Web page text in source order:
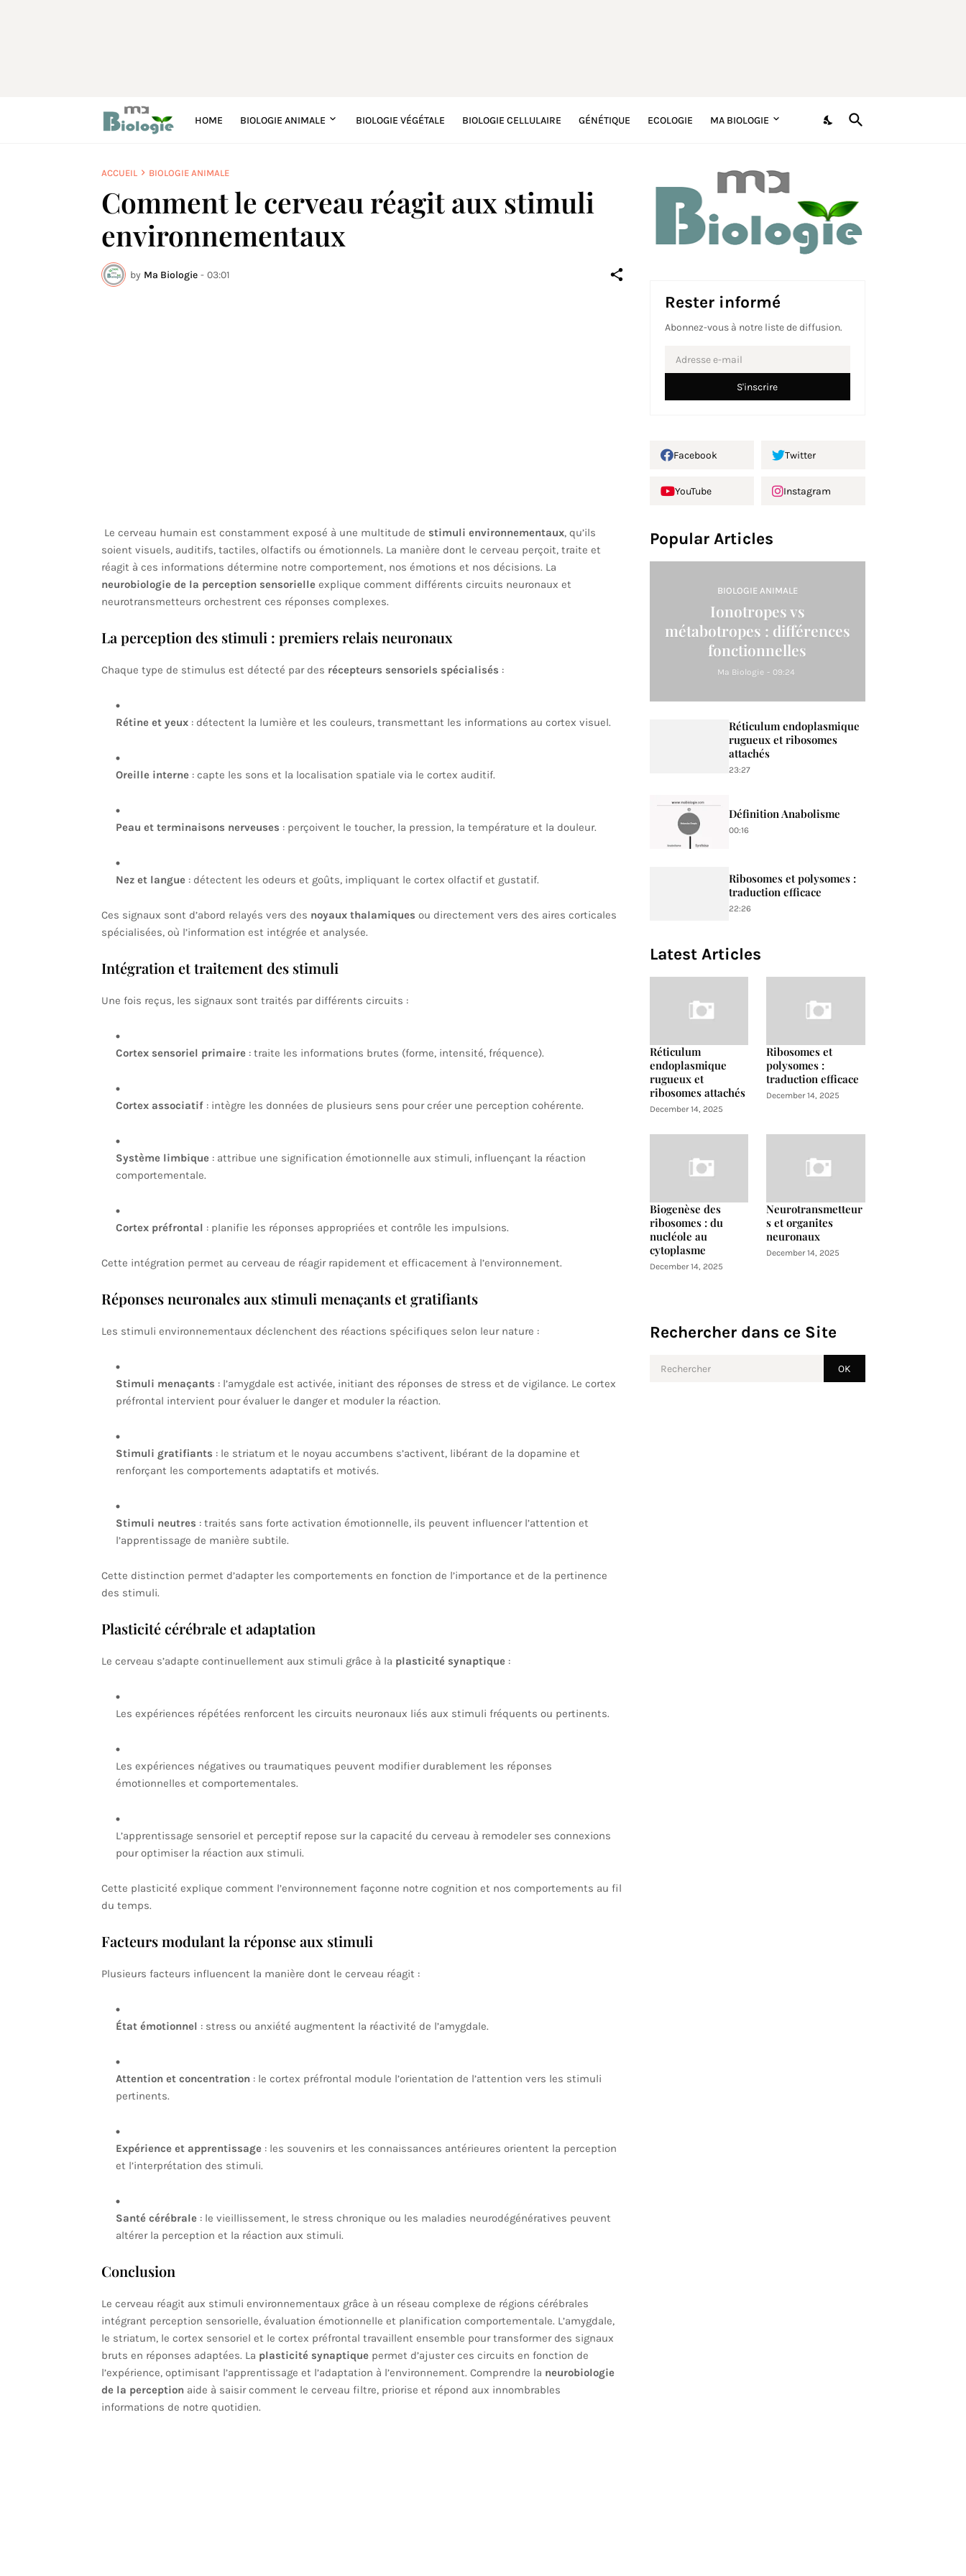
HOME BIOLOGIE ANIMALE BIOLOGIE VÉGÉTALE BIOLOGIE CELLULAIRE GÉNÉTIQUE ECOLOGIE MA BIOLOGIE
ACCUEIL BIOLOGIE ANIMALE
Comment le cerveau réagit aux stimuli
environnementaux
by Ma Biologie - 03:01
Le cerveau humain est constamment exposé à une multitude de stimuli environnementaux, qu’ils
soient visuels, auditifs, tactiles, olfactifs ou émotionnels. La manière dont le cerveau perçoit, traite et
réagit à ces informations détermine notre comportement, nos émotions et nos décisions. La
neurobiologie de la perception sensorielleexplique comment différents circuits neuronaux et
neurotransmetteurs orchestrent ces réponses complexes.
La perception des stimuli : premiers relais neuronaux
Chaque type de stimulus est détecté par des récepteurs sensoriels spécialisés :
Rétine et yeux: détectent la lumière et les couleurs, transmettant les informations au cortex visuel.
Oreille interne: capte les sons et la localisation spatiale via le cortex auditif.
Peau et terminaisons nerveuses : perçoivent le toucher, la pression, la température et la douleur.
Nez et langue: détectent les odeurs et goûts, impliquant le cortex olfactif et gustatif.
Ces signaux sont d’abord relayés vers des noyaux thalamiques ou directement vers des aires corticales
spécialisées, où l’information est intégrée et analysée.
Intégration et traitement des stimuli
Une fois reçus, les signaux sont traités par différents circuits :
Cortex sensoriel primaire: traite les informations brutes (forme, intensité, fréquence).
Cortex associatif: intègre les données de plusieurs sens pour créer une perception cohérente.
Système limbique: attribue une signification émotionnelle aux stimuli, influençant la réaction
comportementale.
Cortex préfrontal : planifie les réponses appropriées et contrôle les impulsions.
Cette intégration permet au cerveau de réagir rapidement et efficacement à l’environnement.
Réponses neuronales aux stimuli menaçants et gratifiants
Les stimuli environnementaux déclenchent des réactions spécifiques selon leur nature :
Stimuli menaçants : l’amygdale est activée, initiant des réponses de stress et de vigilance. Le cortex
préfrontal intervient pour évaluer le danger et moduler la réaction.
Stimuli gratifiants : le striatum et le noyau accumbens s’activent, libérant de la dopamine et
renforçant les comportements adaptatifs et motivés.
Stimuli neutres : traités sans forte activation émotionnelle, ils peuvent influencer l’attention et
l’apprentissage de manière subtile.
Cette distinction permet d’adapter les comportements en fonction de l’importance et de la pertinence
des stimuli.
Plasticité cérébrale et adaptation
Le cerveau s’adapte continuellement aux stimuli grâce à la plasticité synaptique:
Les expériences répétées renforcent les circuits neuronaux liés aux stimuli fréquents ou pertinents.
Les expériences négatives ou traumatiques peuvent modifier durablement les réponses
émotionnelles et comportementales.
L’apprentissage sensoriel et perceptif repose sur la capacité du cerveau à remodeler ses connexions
pour optimiser la réaction aux stimuli.
Cette plasticité explique comment l’environnement façonne notre cognition et nos comportements au fil
du temps.
Facteurs modulant la réponse aux stimuli
Plusieurs facteurs influencent la manière dont le cerveau réagit :
État émotionnel : stress ou anxiété augmentent la réactivité de l’amygdale.
Attention et concentration: le cortex préfrontal module l’orientation de l’attention vers les stimuli
pertinents.
Expérience et apprentissage: les souvenirs et les connaissances antérieures orientent la perception
et l’interprétation des stimuli.
Santé cérébrale: le vieillissement, le stress chronique ou les maladies neurodégénératives peuvent
altérer la perception et la réaction aux stimuli.
Conclusion
Le cerveau réagit aux stimuli environnementaux grâce à un réseau complexe de régions cérébrales
intégrant perception sensorielle, évaluation émotionnelle et planification comportementale. L’amygdale,
le striatum, le cortex sensoriel et le cortex préfrontal travaillent ensemble pour transformer des signaux
bruts en réponses adaptées. La plasticité synaptiquepermet d’ajuster ces circuits en fonction de
l’expérience, optimisant l’apprentissage et l’adaptation à l’environnement. Comprendre la neurobiologie
de la perceptionaide à saisir comment le cerveau filtre, priorise et répond aux innombrables
informations de notre quotidien.
Rester informé
Abonnez-vous à notre liste de diffusion.
Facebook Twitter
YouTube Instagram
Popular Articles
BIOLOGIE ANIMALE
Ionotropes vs
métabotropes : différences
fonctionnelles
Ma Biologie - 09:24
Réticulum endoplasmique
rugueux et ribosomes
attachés
23:27
Définition Anabolisme
00:16
Ribosomes et polysomes :
traduction efficace
22:26
Latest Articles
Réticulum
endoplasmique
rugueux et
ribosomes attachés
December 14, 2025
Ribosomes et
polysomes :
traduction efficace
December 14, 2025
Biogenèse des
ribosomes : du
nucléole au
cytoplasme
December 14, 2025
Neurotransmetteur
s et organites
neuronaux
December 14, 2025
Rechercher dans ce Site